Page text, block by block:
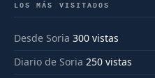
LOS MÁS VISITADOS
Desde Soria 300 vistas
Diario de Soria 250 vistas